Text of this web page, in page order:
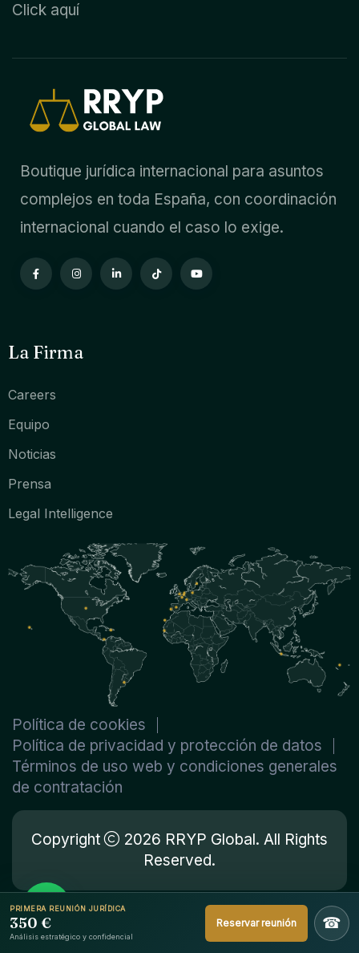
PRIMERA REUNIÓN JURÍDICA
350 €
Análisis estratégico y confidencial
Reservar reunión ☎
Click aquí
Boutique jurídica internacional para asuntos
complejos en toda España, con coordinación
internacional cuando el caso lo exige.
La Firma
Careers
Equipo
Noticias
Prensa
Legal Intelligence
Política de cookies
Política de privacidad y protección de datos
Términos de uso web y condiciones generales
de contratación
Copyright
2026 RRYP Global. All Rights
Reserved.